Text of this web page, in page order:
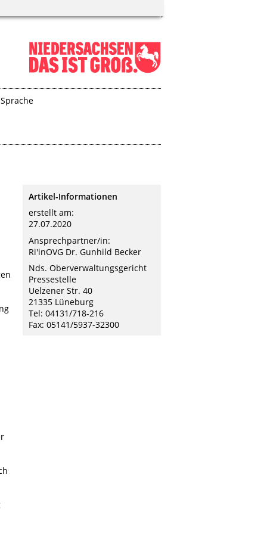
Artikel-Informationen
erstellt am:
27.07.2020
Ansprechpartner/in:
Ri'inOVG Dr. Gunhild Becker
Nds. Oberverwaltungsgericht
Pressestelle
Uelzener Str. 40
21335 Lüneburg
Tel: 04131/718-216
Fax: 05141/5937-32300